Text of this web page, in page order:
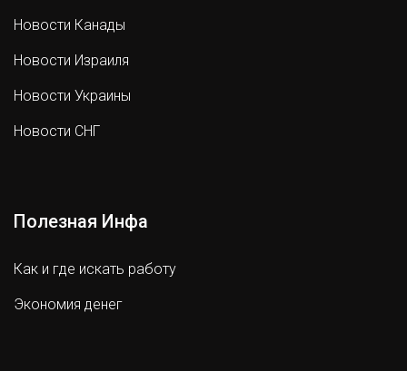
Новости Канады
Новости Израиля
Новости Украины
Новости СНГ
Полезная Инфа
Как и где искать работу
Экономия денег